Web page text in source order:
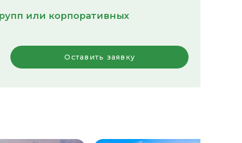
или корпоративных
Оставить заявку